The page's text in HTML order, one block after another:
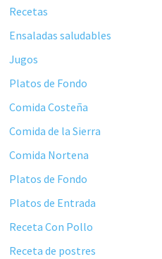
Recetas
Ensaladas saludables
Jugos
Platos de Fondo
Comida Costeña
Comida de la Sierra
Comida Nortena
Platos de Fondo
Platos de Entrada
Receta Con Pollo
Receta de postres